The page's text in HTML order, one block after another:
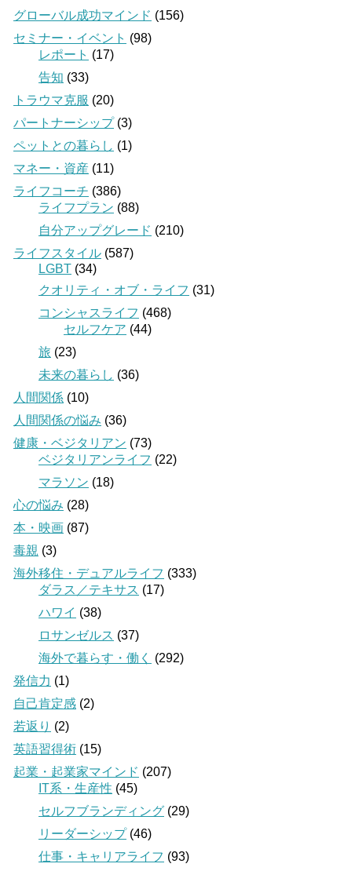
グローバル成功マインド (156)
セミナー・イベント (98)
レポート (17)
告知 (33)
トラウマ克服 (20)
パートナーシップ(3)
ペットとの暮らし (1)
マネー・資産 (11)
ライフコーチ (386)
ライフプラン (88)
自分アップグレード (210)
ライフスタイル (587)
LGBT (34)
クオリティ・オブ・ライフ (31)
コンシャスライフ (468)
セルフケア (44)
旅 (23)
未来の暮らし (36)
人間関係 (10)
人間関係の悩み (36)
健康・ベジタリアン (73)
ベジタリアンライフ (22)
マラソン (18)
心の悩み (28)
本・映画 (87)
毒親 (3)
海外移住・デュアルライフ (333)
ダラス／テキサス (17)
ハワイ (38)
ロサンゼルス (37)
海外で暮らす・働く
(292)
発信力 (1)
自己肯定感 (2)
若返り (2)
英語習得術 (15)
起業・起業家マインド (207)
IT系・生産性 (45)
セルフブランディング (29)
リーダーシップ(46)
仕事・キャリアライフ (93)